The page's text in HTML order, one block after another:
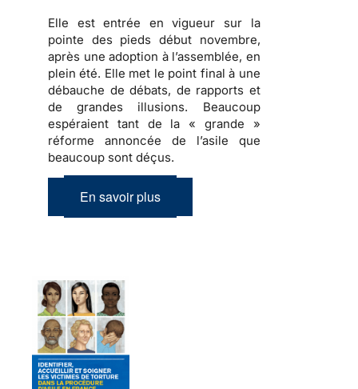
Elle est entrée en vigueur sur la
pointe des pieds début novembre,
après une adoption à l’assemblée, en
plein été. Elle met le point final à une
débauche de débats, de rapports et
de grandes illusions. Beaucoup
espéraient tant de la « grande »
réforme annoncée de l’asile que
beaucoup sont déçus.
En savoir plus